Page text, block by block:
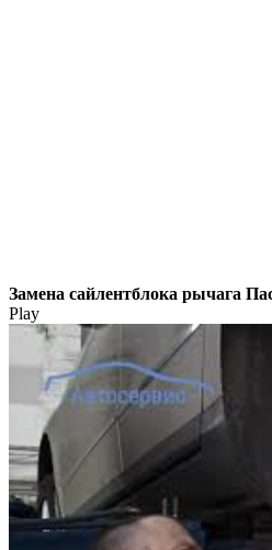
Замена сайлентблока рычага
Play